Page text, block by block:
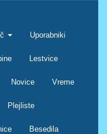
Uporabniki
Lestvice
Novice Vreme
Plejliste
Besedila